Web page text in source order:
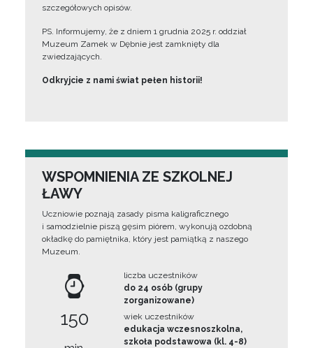
szczegółowych opisów.
PS. Informujemy, że z dniem 1 grudnia 2025 r. oddział
Muzeum Zamek w Dębnie jest zamknięty dla
zwiedzających.
Odkryjcie z nami świat pełen historii!
WSPOMNIENIA ZE SZKOLNEJ
ŁAWY
Uczniowie poznają zasady pisma kaligraficznego
i samodzielnie piszą gęsim piórem, wykonują ozdobną
okładkę do pamiętnika, który jest pamiątką z naszego
Muzeum.
150
liczba uczestników
do 24 osób (grupy
zorganizowane)
wiek uczestników
edukacja wczesnoszkolna,
szkoła podstawowa (kl. 4-8)